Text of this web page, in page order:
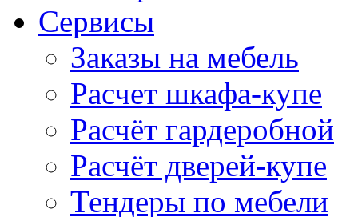
Сервисы
Заказы на мебель
Расчет шкафа-купе
Расчёт гардеробной
Расчёт дверей-купе
Тендеры по мебели